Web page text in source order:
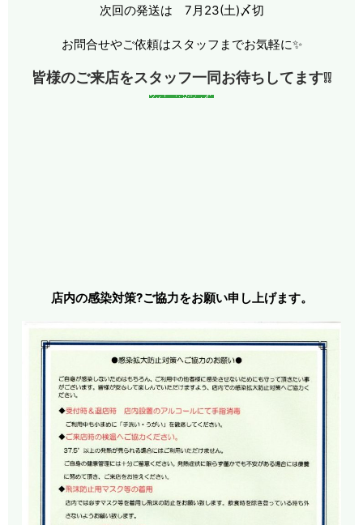
次回の発送は 7月23(土)〆切
お問合せやご依頼はスタッフまでお気軽に✨
皆様のご来店をスタッフ一同お待ちしてます❕❕
店内の感染対策?ご協力をお願い申し上げます。